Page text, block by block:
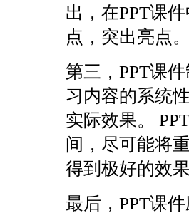
出，在PPT课
点，突出亮点
第三，PPT课
习内容的系统
实际效果。
间，尽可能将
得到极好的效
最后，PPT课